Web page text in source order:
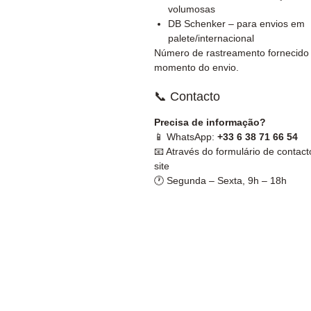
volumosas
DB Schenker – para envios em
palete/internacional
Número de rastreamento fornecido
momento do envio.
📞 Contacto
Precisa de informação?
📱 WhatsApp: +33 6 38 71 66 54
📧 Através do formulário de
site
🕐 Segunda – Sexta, 9h – 18h